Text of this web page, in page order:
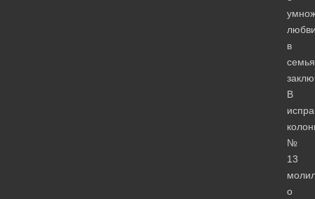
в
В
№
13
о